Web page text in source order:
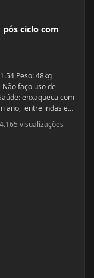
ciclo com
até a 12° semana.
visualizações